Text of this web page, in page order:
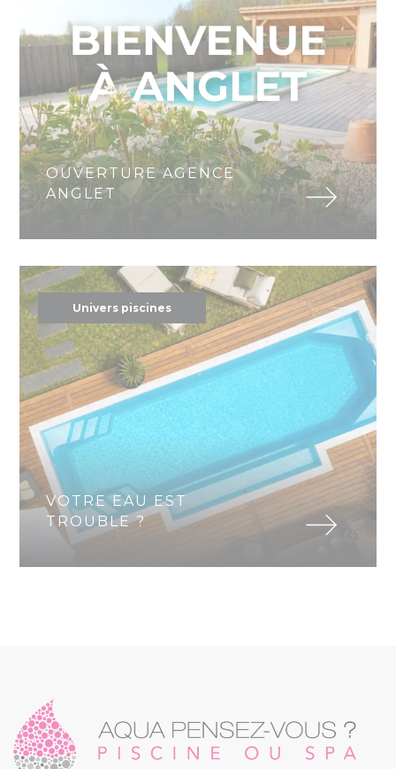
OUVERTURE AGENCE
ANGLET
Univers piscines
VOTRE EAU EST
TROUBLE ?